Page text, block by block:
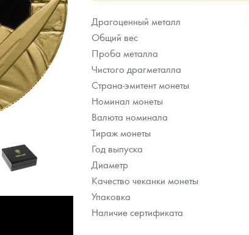
Драгоценный металл
Общий вес
Проба металла
Чистого драгметалла
Страна-эмитент монеты
Номинал монеты
Валюта номинала
Тираж монеты
Год выпуска
Диаметр
Качество чеканки монеты
Упаковка
Наличие сертификата